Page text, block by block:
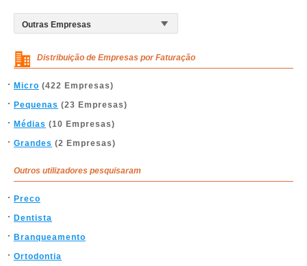
Distribuição de Empresas por Faturação
Micro (422 Empresas)
Pequenas (23 Empresas)
Médias (10 Empresas)
Grandes (2 Empresas)
Outros utilizadores pesquisaram
Preco
Dentista
Branqueamento
Ortodontia